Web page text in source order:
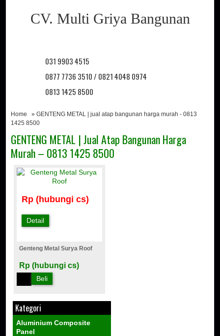
CV. Multi Griya Bangunan
031 9903 4515
0877 7736 3510 / 0821 4048 0974
0813 1425 8500
Home
» GENTENG METAL | jual atap bangunan harga murah - 0813
1425 8500
GENTENG METAL | Jual Atap Bangunan Harga
Murah – 0813 1425 8500
Rp (hubungi cs)
Detail
Genteng Metal Surya Roof
Rp (hubungi cs)
Beli
Kategori
Aluminium Composite
Panel